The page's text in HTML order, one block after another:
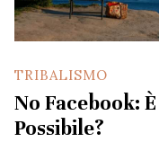
TRIBALISMO
No Facebook: È
Possibile?